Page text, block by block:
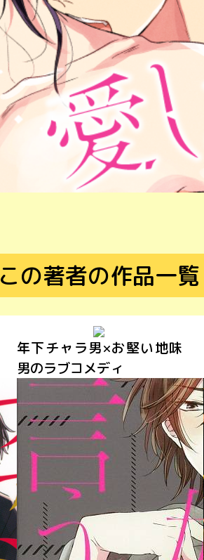
この著者の作品一覧
アイドルと同居生活、始め
ます!?